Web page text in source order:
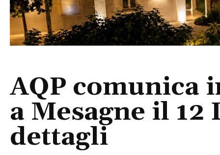
AQP comunica
a Mesagne il
dettagli